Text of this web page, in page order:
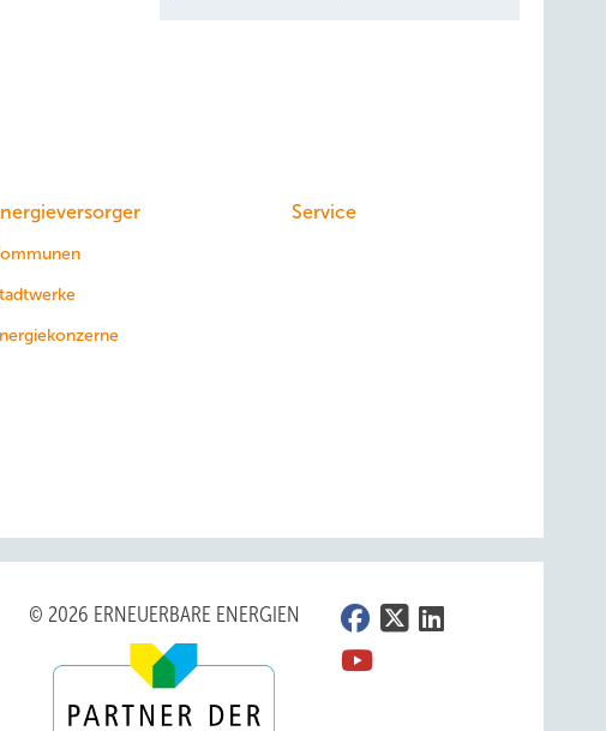
Service
© 2026 ERNEUERBARE ENERGIEN